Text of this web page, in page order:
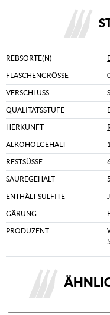
REBSORTE(N)
FLASCHENGRÖSSE
VERSCHLUSS
QUALITÄTSSTUFE
HERKUNFT
ALKOHOLGEHALT
RESTSÜSSE
SÄUREGEHALT
ENTHÄLT SULFITE
GÄRUNG
PRODUZENT